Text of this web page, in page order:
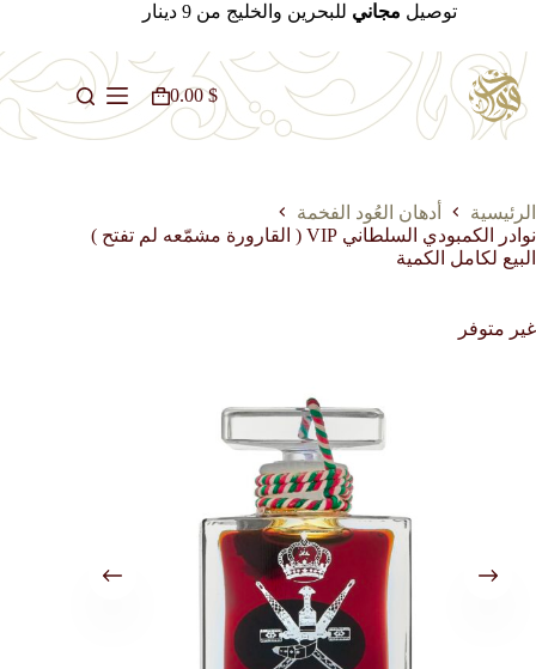
المحتوى
توصيل مجاني للبحرين والخليج من 9 دينار
عربة
التسوق
0.00$
الرئيسية
أدهان العُود الفخمة
نوادر الكمبودي السلطاني VIP ( القارورة مشمّعه لم تفتح )
البيع لكامل الكمية
غير متوفر